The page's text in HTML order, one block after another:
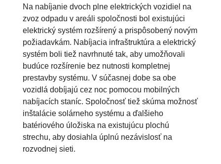
Na nabíjanie dvoch plne elektrických vozidiel na
zvoz odpadu v areáli spoločnosti bol existujúci
elektrický systém rozšírený a prispôsobený novým
požiadavkám. Nabíjacia infraštruktúra a elektrický
systém boli tiež navrhnuté tak, aby umožňovali
budúce rozšírenie bez nutnosti kompletnej
prestavby systému. V súčasnej dobe sa obe
vozidlá dobíjajú cez noc pomocou mobilných
nabíjacích staníc. Spoločnosť tiež skúma možnosť
inštalácie solárneho systému a ďalšieho
batériového úložiska na existujúcu plochú
strechu, aby dosiahla úplnú nezávislosť na
rozvodnej sieti.